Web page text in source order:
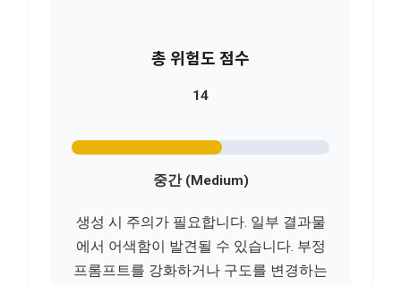
총 위험도 점수
14
중간 (Medium)
생성 시 주의가 필요합니다. 일부 결과물
에서 어색함이 발견될 수 있습니다. 부정
프롬프트를 강화하거나 구도를 변경하는